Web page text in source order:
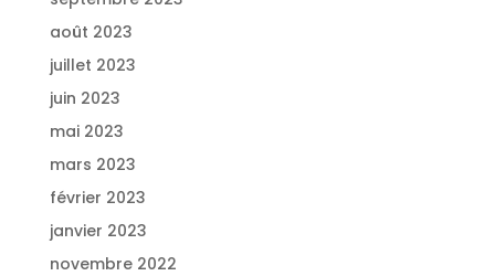
août 2023
juillet 2023
juin 2023
mai 2023
mars 2023
février 2023
janvier 2023
novembre 2022